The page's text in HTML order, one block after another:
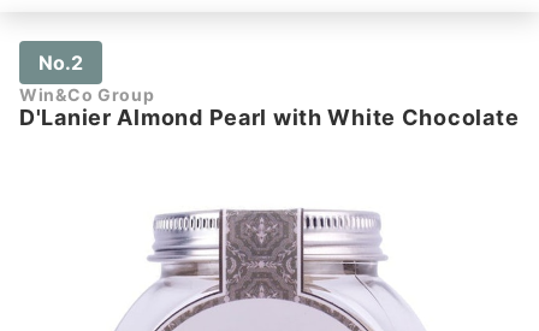
No.2
Win&Co Group
D'Lanier Almond Pearl with White Chocolate